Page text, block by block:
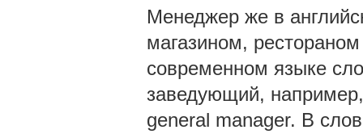
Менеджер же в
магазином,
современном языке
заведующий,
general manager. В